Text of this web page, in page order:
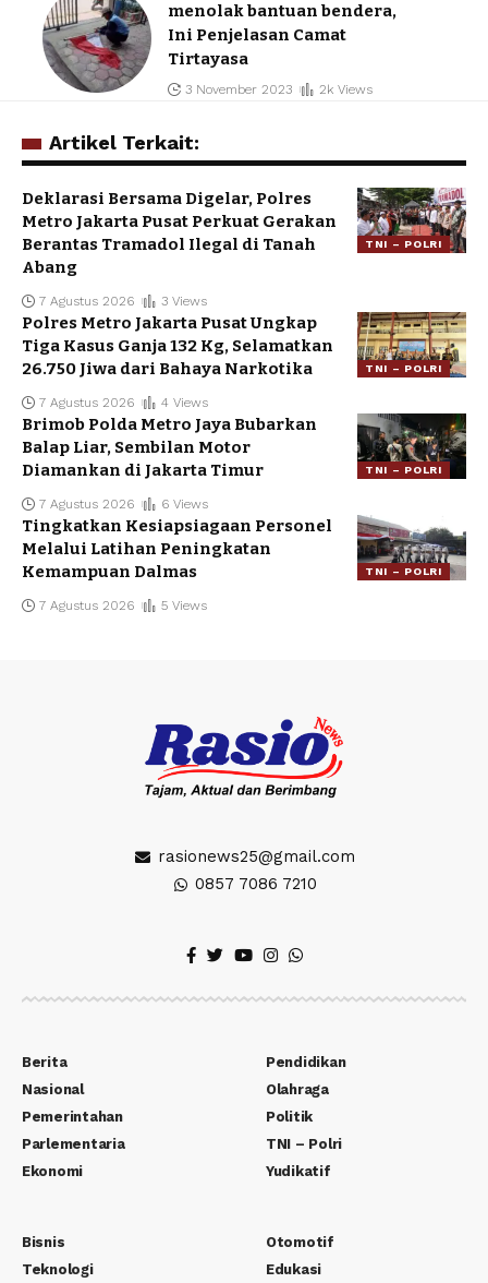
menolak bantuan bendera,
Ini Penjelasan Camat
Tirtayasa
3 November 2023 2k Views
Artikel Terkait:
TNI – POLRI
Deklarasi Bersama Digelar, Polres
Metro Jakarta Pusat Perkuat Gerakan
Berantas Tramadol Ilegal di Tanah
Abang
7 Agustus 2026 3 Views
TNI – POLRI
Polres Metro Jakarta Pusat Ungkap
Tiga Kasus Ganja 132 Kg, Selamatkan
26.750 Jiwa dari Bahaya Narkotika
7 Agustus 2026 4 Views
TNI – POLRI
Brimob Polda Metro Jaya Bubarkan
Balap Liar, Sembilan Motor
Diamankan di Jakarta Timur
7 Agustus 2026 6 Views
TNI – POLRI
Tingkatkan Kesiapsiagaan Personel
Melalui Latihan Peningkatan
Kemampuan Dalmas
7 Agustus 2026 5 Views
rasionews25@gmail.com
0857 7086 7210
Berita
Nasional
Pemerintahan
Parlementaria
Ekonomi
Pendidikan
Olahraga
Politik
TNI – Polri
Yudikatif
Bisnis
Teknologi
Otomotif
Edukasi